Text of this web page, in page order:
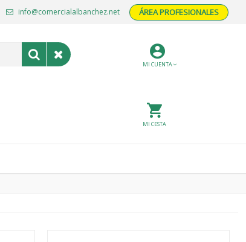
ÁREA PROFESIONALES
info@comercialalbanchez.net
MI CUENTA
MI CESTA